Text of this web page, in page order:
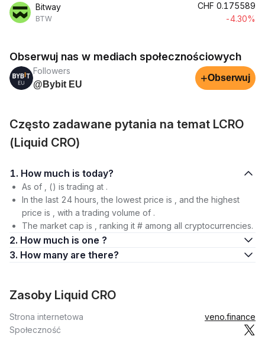
Bitway
BTW
CHF 0.175589
-4.30%
Obserwuj nas w mediach społecznościowych
Followers
@Bybit EU
+Obserwuj
Często zadawane pytania na temat LCRO
(Liquid CRO)
1. How much is today?
As of , () is trading at .
In the last 24 hours, the lowest price is , and the highest
price is , with a trading volume of .
The market cap is , ranking it # among all cryptocurrencies.
2. How much is one ?
3. How many are there?
Zasoby Liquid CRO
Strona internetowa
veno.finance
Społeczność